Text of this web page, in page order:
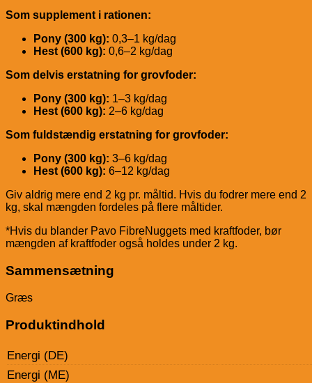
Som supplement i rationen:
Pony (300 kg): 0,3–1 kg/dag
Hest (600 kg): 0,6–2 kg/dag
Som delvis erstatning for grovfoder:
Pony (300 kg): 1–3 kg/dag
Hest (600 kg): 2–6 kg/dag
Som fuldstændig erstatning for grovfoder:
Pony (300 kg): 3–6 kg/dag
Hest (600 kg): 6–12 kg/dag
Giv aldrig mere end 2 kg pr. måltid. Hvis du fodrer mere end 2
kg, skal mængden fordeles på flere måltider.
*Hvis du blander Pavo FibreNuggets med kraftfoder, bør
mængden af kraftfoder også holdes under 2 kg.
Sammensætning
Græs
Produktindhold
Energi (DE)
Energi (ME)